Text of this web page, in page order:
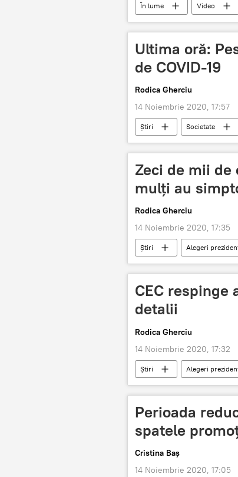
În lume Video
Nagorno-Karabah
Ultima oră:
de COVID-19
Rodica Gherciu
14 Noiembrie 2020, 17:57
Știri Societate
Zeci de mii
mulți au
Rodica Gherciu
14 Noiembrie 2020, 17:35
Știri Alegeri
ALEGERI PREZIDENȚIALE 2020
CEC respinge
detalii
Rodica Gherciu
14 Noiembrie 2020, 17:32
Știri Alegeri
ALEGERI PREZIDENȚIALE 2020
Perioada
spatele
Cristina Baș
14 Noiembrie 2020, 17:05